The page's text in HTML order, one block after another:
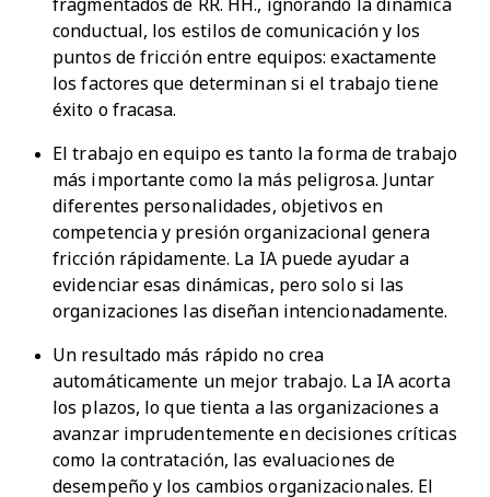
fragmentados de RR. HH., ignorando la dinámica
conductual, los estilos de comunicación y los
puntos de fricción entre equipos: exactamente
los factores que determinan si el trabajo tiene
éxito o fracasa.
El trabajo en equipo es tanto la forma de trabajo
más importante como la más peligrosa. Juntar
diferentes personalidades, objetivos en
competencia y presión organizacional genera
fricción rápidamente. La IA puede ayudar a
evidenciar esas dinámicas, pero solo si las
organizaciones las diseñan intencionadamente.
Un resultado más rápido no crea
automáticamente un mejor trabajo. La IA acorta
los plazos, lo que tienta a las organizaciones a
avanzar imprudentemente en decisiones críticas
como la contratación, las evaluaciones de
desempeño y los cambios organizacionales. El